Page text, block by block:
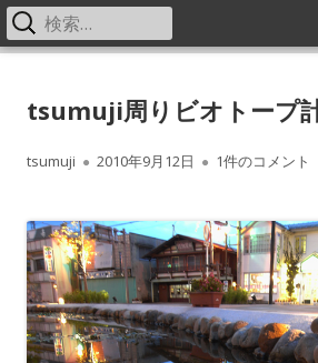
tsumuji つむじ
メ
検
索:
tsumuji周りビオトープ
作
者
tsumuji
公
日
2010年9月12日 tsumuji周りビ
1件のコメント